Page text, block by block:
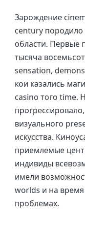
Зарождение
century породило
области. Первые
тысяча
sensation,
кои казались
casino того time.
визуального
искусства.
приемлемые
индивиды
имели
worlds и на
проблемах.